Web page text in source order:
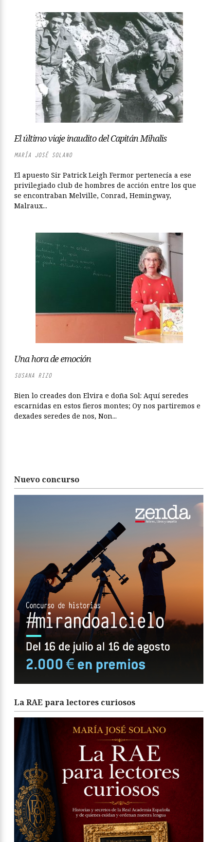
El último viaje inaudito del Capitán Mihalis
MARÍA JOSÉ SOLANO
El apuesto Sir Patrick Leigh Fermor pertenecía a ese
privilegiado club de hombres de acción entre los que
se encontraban Melville, Conrad, Hemingway,
Malraux...
Una hora de emoción
SUSANA RIZO
Bien lo creades don Elvira e doña Sol: Aquí seredes
escarnidas en estos fieros montes; Oy nos partiremos e
dexades seredes de nos, Non...
Nuevo concurso
La RAE para lectores curiosos